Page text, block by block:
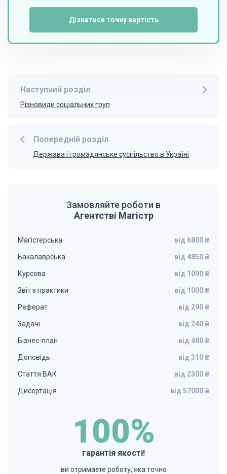
Дізнатися точну вартість
Попередній розділ
Держава і громадянське суспільство в Україні
Наступний розділ
Різновиди соціальних груп
Замовляйте роботи в
Агентстві Магістр
Магістерська від 6800 ₴
Бакалаврська від 4850 ₴
Курсова від 1090 ₴
Звіт з практики від 1000 ₴
Реферат від 290 ₴
Задачі від 240 ₴
Бізнес-план від 480 ₴
Доповідь від 310 ₴
Стаття ВАК від 2300 ₴
Дисертація від 57000 ₴
100%
гарантія якості!
ви отримаєте роботу, яка точно